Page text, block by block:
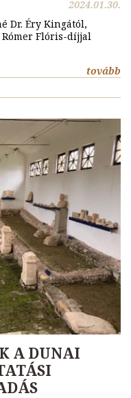
2024.01.30.
Dr. Éry Kingától,
Flóris-díjjal
tovább
A DUNAI